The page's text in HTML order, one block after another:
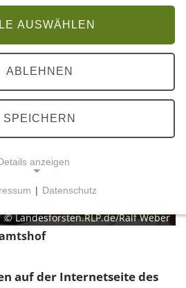
© Landesforsten.RLP.de/Ralf Weber
auf der Internetseite des
AUSWÄHLEN
ABLEHNEN
SPEICHERN
anzeigen
ermöglichen grundlegende
für die einwandfreie Funktion
| Datenschutz